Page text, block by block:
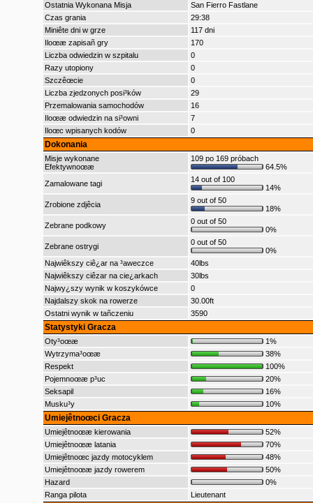
Ostatnia Wykonana Misja
San Fierro Fastlane
Czas grania
29:38
Miniête dni w grze
117 dni
Iloœæ zapisañ gry
170
Liczba odwiedzin w szpitalu
0
Razy utopiony
0
Szczêœcie
0
Liczba zjedzonych posi³ków
29
Przemalowania samochodów
16
Iloœæ odwiedzin na si³owni
7
Iloœc wpisanych kodów
0
Dokonania
Misje wykonane
Efektywnoœæ
109 po 169 próbach
64.5%
Zamalowane tagi
14 out of 100
14%
Zrobione zdjêcia
9 out of 50
18%
Zebrane podkowy
0 out of 50
0%
Zebrane ostrygi
0 out of 50
0%
Najwiêkszy ciê¿ar na ³aweczce
40lbs
Najwiêkszy ciêzar na cie¿arkach
30lbs
Najwy¿szy wynik w koszykówce
0
Najdalszy skok na rowerze
30.00ft
Ostatni wynik w tañczeniu
3590
Statystyki Gracza
Oty³oœæ
1%
Wytrzyma³oœæ
38%
Respekt
100%
Pojemnoœæ p³uc
20%
Seksapil
16%
Musku³y
10%
Umiejêtnoœci Gracza
Umiejêtnoœæ kierowania
52%
Umiejêtnoœæ latania
70%
Umiejêtnoœc jazdy motocyklem
48%
Umiejêtnoœæ jazdy rowerem
50%
Hazard
0%
Ranga pilota
Lieutenant